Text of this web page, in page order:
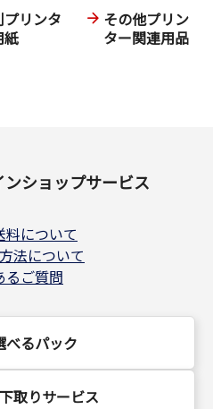
プリンタ
紙
その他プリン
ター関連用品
ショップサービス
料について
法について
るご質問
べるパック
取りサービス